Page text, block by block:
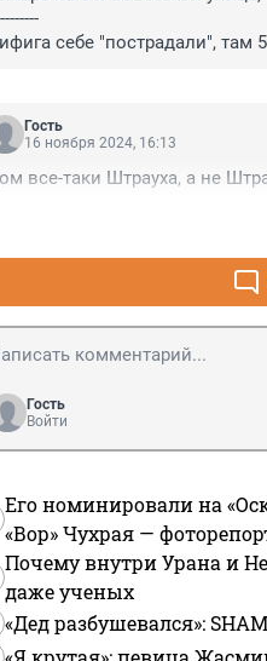
себе "пострадали", там
Гость
16 ноября 2024, 16:13
все-таки Штрауха, а не
Гость
Войти
Его номинировали на
«Вор» Чухрая —
Почему внутри Урана и
даже ученых
«Дед разбушевался»: